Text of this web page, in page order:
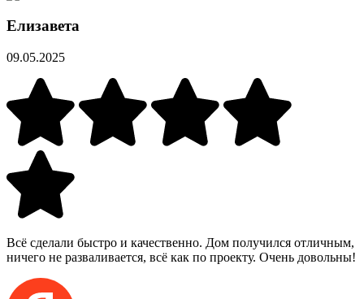
Елизавета
09.05.2025
Всё сделали быстро и качественно. Дом получился отличным,
ничего не разваливается, всё как по проекту. Очень довольны!